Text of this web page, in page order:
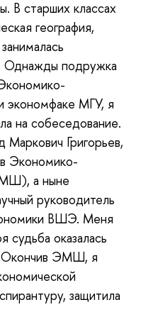
В старших классах
география,
Однажды подружка
экономфаке МГУ, я
на собеседование.
Григорьев,
Экономико-
а ныне
руководитель
ВШЭ. Меня
судьба оказалась
Окончив ЭМШ, я
защитила